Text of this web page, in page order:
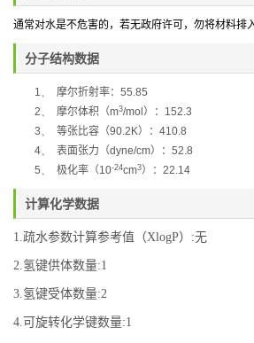
通常对水是不危害的，若无政府许可，勿将材料排
分子结构数据
1、 摩尔折射率： 55.85
2、
摩尔体积（m3/mol ）： 152.3
3、
等张比容（90.2K）： 410.8
4、
表面张力（dyne/cm）： 52.8
5、
极化率 （10-24cm3）： 22.14
计算化学数据
1.疏水参数计算参考值（XlogP）:无
2.氢键供体数量:1
3.氢键受体数量:2
4.可旋转化学键数量:1